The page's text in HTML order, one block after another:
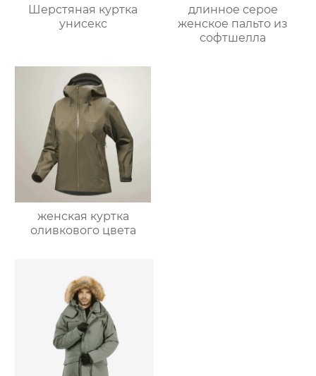
Шерстяная куртка
унисекс
длинное серое
женское пальто из
софтшелла
женская куртка
оливкового цвета